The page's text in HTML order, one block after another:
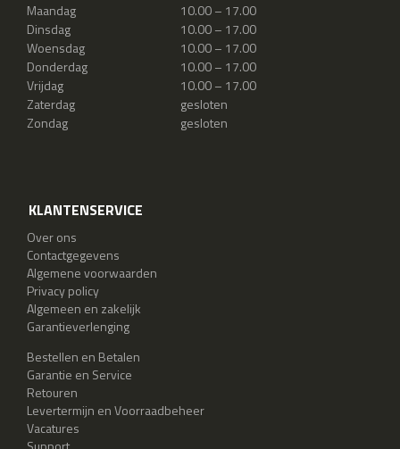
Maandag
10.00 – 17.00
Dinsdag
10.00 – 17.00
Woensdag
10.00 – 17.00
Donderdag
10.00 – 17.00
Vrijdag
10.00 – 17.00
Zaterdag
gesloten
Zondag
gesloten
KLANTENSERVICE
Over ons
Contactgegevens
Algemene voorwaarden
Privacy policy
Algemeen en zakelijk
Garantieverlenging
Bestellen en Betalen
Garantie en Service
Retouren
Levertermijn en Voorraadbeheer
Vacatures